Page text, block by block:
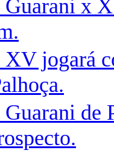
Guarani x
XV jogará
Guarani de